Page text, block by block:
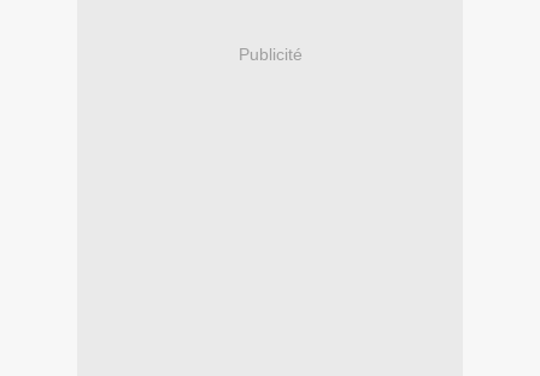
Publicité